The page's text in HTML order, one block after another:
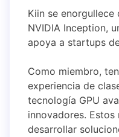
Kiin se
NVIDIA Inception,
apoya a startups
Como miembro,
experiencia de
tecnología GPU
innovadores.
desarrollar